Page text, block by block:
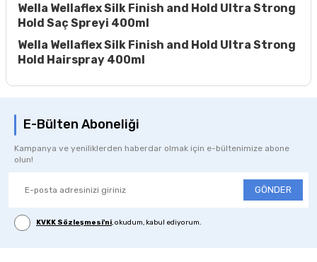
Wella Wellaflex Silk Finish and Hold Ultra Strong
Hold Saç Spreyi 400ml
Wella Wellaflex Silk Finish and Hold Ultra Strong
Hold Hairspray 400ml
E-Bülten Aboneliği
Kampanya ve yeniliklerden haberdar olmak için e-bültenimize abone
olun!
GÖNDER
KVKK Sözleşmesi'ni, okudum, kabul ediyorum.